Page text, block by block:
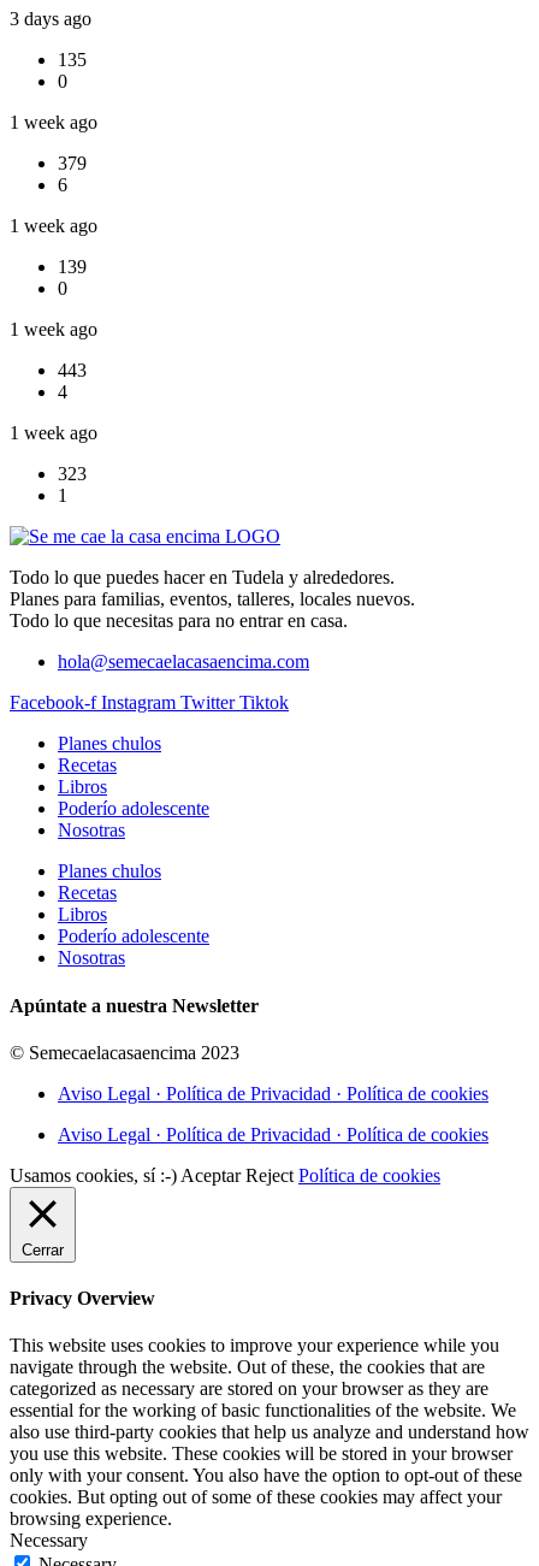
3 days ago
135
0
1 week ago
379
6
1 week ago
139
0
1 week ago
443
4
1 week ago
323
1
Todo lo que puedes hacer en Tudela y alrededores.
Planes para familias, eventos, talleres, locales nuevos.
Todo lo que necesitas para no entrar en casa.
hola@semecaelacasaencima.com
Facebook-f Instagram Twitter Tiktok
Planes chulos
Recetas
Libros
Poderío adolescente
Nosotras
Planes chulos
Recetas
Libros
Poderío adolescente
Nosotras
Apúntate a nuestra Newsletter
© Semecaelacasaencima 2023
Aviso Legal · Política de Privacidad · Política de cookies
Aviso Legal · Política de Privacidad · Política de cookies
Usamos cookies, sí :-) Aceptar Reject Política de cookies
Cerrar
Privacy Overview
This website uses cookies to improve your experience while you
navigate through the website. Out of these, the cookies that are
categorized as necessary are stored on your browser as they are
essential for the working of basic functionalities of the website. We
also use third-party cookies that help us analyze and understand how
you use this website. These cookies will be stored in your browser
only with your consent. You also have the option to opt-out of these
cookies. But opting out of some of these cookies may affect your
browsing experience.
Necessary